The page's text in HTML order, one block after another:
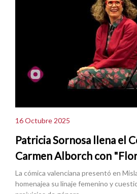
16 Octubre 2025
Patricia Sornosa llena el
Carmen Alborch con
La cómica valenciana presentó en
homenajea su linaje femenino y